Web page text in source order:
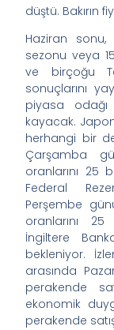
düştü. Bakırın
Haziran
sezonu veya
ve birçoğu
sonuçlarını
piyasa
kayacak.
herhangi bir
Çarşamba
oranlarını 25
Federal
Perşembe
oranlarını
İngiltere
bekleniyor.
arasında
perakende
ekonomik
perakende